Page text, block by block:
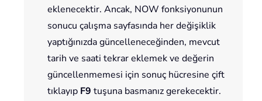
eklenecektir. Ancak, NOW fonksiyonunun
sonucu çalışma sayfasında her değişiklik
yaptığınızda güncelleneceğinden, mevcut
tarih ve saati tekrar eklemek ve değerin
güncellenmemesi için sonuç hücresine çift
tıklayıp F9 tuşuna basmanız gerekecektir.